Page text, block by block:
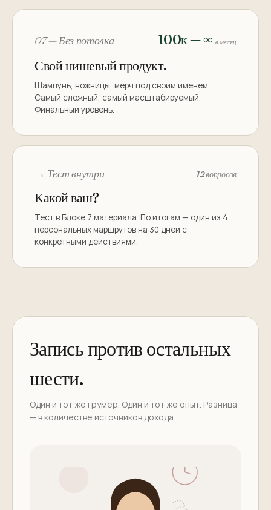
07 — Без потолка 100к — ∞ в месяц
Свой нишевый продукт.
Шампунь, ножницы, мерч под своим именем.
Самый сложный, самый масштабируемый.
Финальный уровень.
→ Тест внутри 12 вопросов
Какой ваш?
Тест в Блоке 7 материала. По итогам — один из 4
персональных маршрутов на 30 дней с
конкретными действиями.
Запись против остальных
шести.
Один и тот же грумер. Один и тот же опыт. Разница
— в количестве источников дохода.